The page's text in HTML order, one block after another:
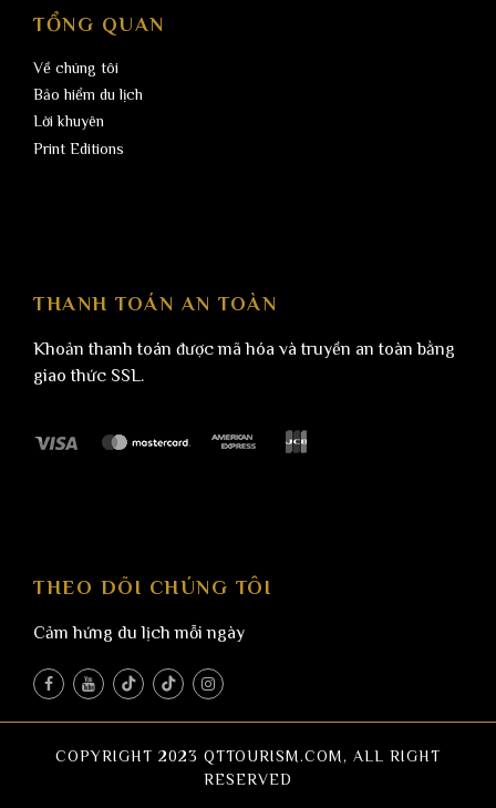
TỔNG QUAN
Về chúng tôi
Bảo hiểm du lịch
Lời khuyên
Print Editions
THANH TOÁN AN TOÀN
Khoản thanh toán được mã hóa và truyền an toàn bằng
giao thức SSL.
THEO DÕI CHÚNG TÔI
Cảm hứng du lịch mỗi ngày
COPYRIGHT 2023 QTTOURISM.COM, ALL RIGHT
RESERVED